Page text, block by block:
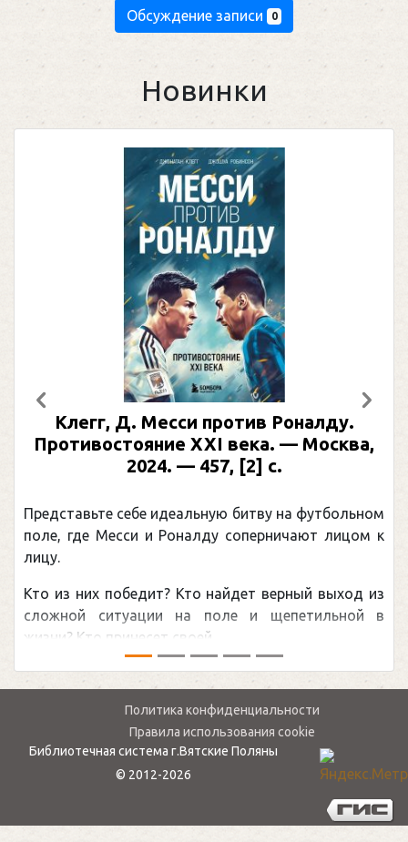
Обсуждение записи 0
Новинки
Клегг, Д. Месси против Роналду.
Противостояние XXI века. — Москва,
2024. — 457, [2] с.
Представьте себе идеальную битву на футбольном
поле, где Месси и Роналду соперничают лицом к
лицу.
Кто из них победит? Кто найдет верный выход из
сложной ситуации на поле и щепетильной в
жизни? Кто принесет своей ...
Предыдущий
Политика конфиденциальности
Правила использования cookie
Библиотечная система г.Вятские Поляны
© 2012-2026